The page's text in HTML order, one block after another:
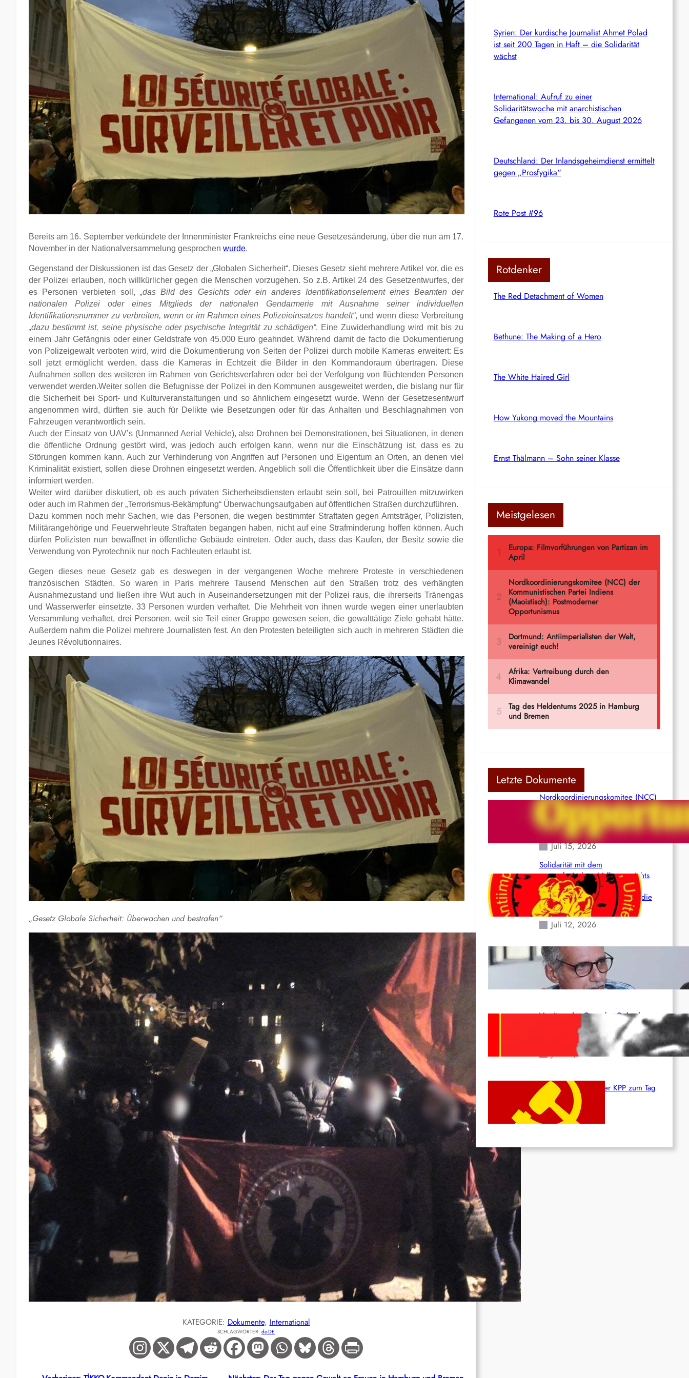
Bereits am 16. September verkündete der Innenminister Frankreichs eine neue Gesetzesänderung, über die nun am 17.
November in der Nationalversammelung gesprochen wurde.
Gegenstand der Diskussionen ist das Gesetz der „Globalen Sicherheit“. Dieses Gesetz sieht mehrere Artikel vor, die es
der Polizei erlauben, noch willkürlicher gegen die Menschen vorzugehen. So z.B. Artikel 24 des Gesetzentwurfes, der
es Personen verbieten soll,„das Bild des Gesichts oder ein anderes Identifikationselement eines Beamten der
nationalen Polizei oder eines Mitglieds der nationalen Gendarmerie mit Ausnahme seiner individuellen
Identifikationsnummer zu verbreiten, wenn er im Rahmen eines Polizeieinsatzes handelt“, und wenn diese Verbreitung
„dazu bestimmt ist, seine physische oder psychische Integrität zu schädigen“. Eine Zuwiderhandlung wird mit bis zu
einem Jahr Gefängnis oder einer Geldstrafe von 45.000 Euro geahndet. Während damit de facto die Dokumentierung
von Polizeigewalt verboten wird, wird die Dokumentierung von Seiten der Polizei durch mobile Kameras erweitert: Es
soll jetzt ermöglicht werden, dass die Kameras in Echtzeit die Bilder in den Kommandoraum übertragen. Diese
Aufnahmen sollen des weiteren im Rahmen von Gerichtsverfahren oder bei der Verfolgung von flüchtenden Personen
verwendet werden.Weiter sollen die Befugnisse der Polizei in den Kommunen ausgeweitet werden, die bislang nur für
die Sicherheit bei Sport- und Kulturveranstaltungen und so ähnlichem eingesetzt wurde. Wenn der Gesetzesentwurf
angenommen wird, dürften sie auch für Delikte wie Besetzungen oder für das Anhalten und Beschlagnahmen von
Fahrzeugen verantwortlich sein.
Auch der Einsatz von UAV’s (Unmanned Aerial Vehicle), also Drohnen bei Demonstrationen, bei Situationen, in denen
die öffentliche Ordnung gestört wird, was jedoch auch erfolgen kann, wenn nur die Einschätzung ist, dass es zu
Störungen kommen kann. Auch zur Verhinderung von Angriffen auf Personen und Eigentum an Orten, an denen viel
Kriminalität existiert, sollen diese Drohnen eingesetzt werden. Angeblich soll die Öffentlichkeit über die Einsätze dann
informiert werden.
Weiter wird darüber diskutiert, ob es auch privaten Sicherheitsdiensten erlaubt sein soll, bei Patrouillen mitzuwirken
oder auch im Rahmen der „Terrorismus-Bekämpfung“ Überwachungsaufgaben auf öffentlichen Straßen durchzuführen.
Dazu kommen noch mehr Sachen, wie das Personen, die wegen bestimmter Straftaten gegen Amtsträger, Polizisten,
Militärangehörige und Feuerwehrleute Straftaten begangen haben, nicht auf eine Strafminderung hoffen können. Auch
dürfen Polizisten nun bewaffnet in öffentliche Gebäude eintreten. Oder auch, dass das Kaufen, der Besitz sowie die
Verwendung von Pyrotechnik nur noch Fachleuten erlaubt ist.
Gegen dieses neue Gesetz gab es deswegen in der vergangenen Woche mehrere Proteste in verschiedenen
französischen Städten. So waren in Paris mehrere Tausend Menschen auf den Straßen trotz des verhängten
Ausnahmezustand und ließen ihre Wut auch in Auseinandersetzungen mit der Polizei raus, die ihrerseits Tränengas
und Wasserwerfer einsetzte. 33 Personen wurden verhaftet. Die Mehrheit von ihnen wurde wegen einer unerlaubten
Versammlung verhaftet, drei Personen, weil sie Teil einer Gruppe gewesen seien, die gewalttätige Ziele gehabt hätte.
Außerdem nahm die Polizei mehrere Journalisten fest. An den Protesten beteiligten sich auch in mehreren Städten die
Jeunes Révolutionnaires.
„Gesetz Globale Sicherheit: Überwachen und bestrafen“
KATEGORIE: Dokumente, International
SCHLAGWÖRTER: de-DE
Syrien: Der kurdische Journalist Ahmet Polad
ist seit 200 Tagen in Haft – die Solidarität
wächst
International: Aufruf zu einer
Solidaritätswoche mit anarchistischen
Gefangenen vom 23. bis 30. August 2026
Deutschland: Der Inlandsgeheimdienst ermittelt
gegen „Prosfygika“
Rote Post #96
Rotdenker
The Red Detachment of Women
Bethune: The Making of a Hero
The White Haired Girl
How Yukong moved the Mountains
Ernst Thälmann – Sohn seiner Klasse
Meistgelesen
Letzte Dokumente
Nordkoordinierungskomitee (NCC)
der Kommunistischen Partei Indiens
(Maoistisch): Postmoderner
Opportunismus
Juli 15, 2026
Solidarität mit dem
venezolanischem Volk angesichts
der verlorenen Leben und der
katastrophalen Situation durch die
Erdbeben des 24. Juni!
Juli 12, 2026
Indien: „Die Politik der
Kapitulation“ von K. Murali (Ajith)
Juli 1, 2026
Vorsitzender Gonzalo: Gebt das
Leben für die Partei und die
Juni 19, 2026
Beschluss des ZK der KPP zum Tag
des Heldentums
Juni 19, 2026